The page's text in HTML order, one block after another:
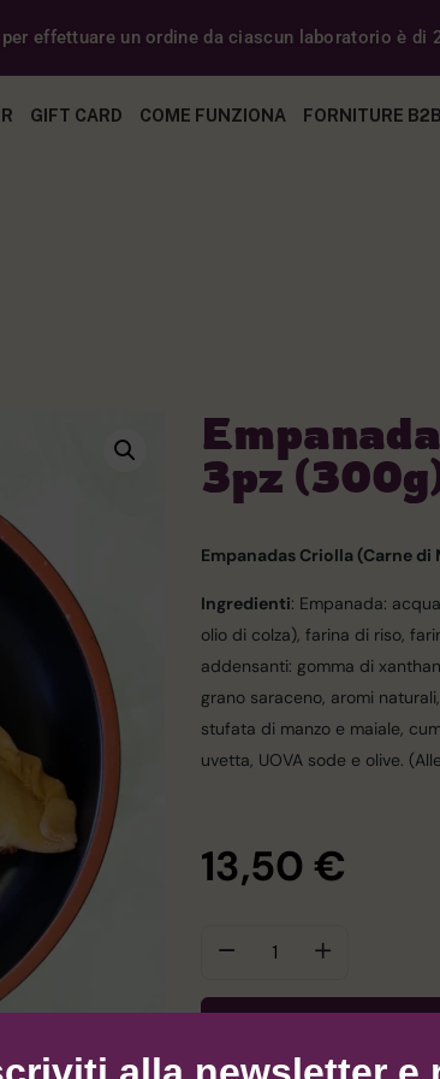
effettuare un ordine da ciascun laboratorio è di
GIFT CARD COME FUNZIONA FORNITURE B2B
3pz
Empanadas Criolla (Carne di
Ingredienti: Empanada:
olio di colza), farina di riso,
addensanti: gomma di
grano saraceno, aromi
stufata di manzo e maiale,
uvetta, UOVA sode e olive.
13,50 €